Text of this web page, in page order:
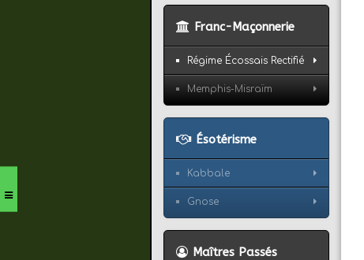
Franc-Maçonnerie
Régime Écossais Rectifié
Memphis-Misraïm
Ésotérisme
Kabbale
Gnose
Maîtres Passés